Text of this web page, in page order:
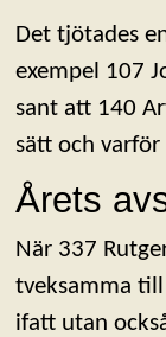
Det tjötades
exempel 107
sant att 140
sätt och varför
Årets
När 337
tveksamma
ifatt utan